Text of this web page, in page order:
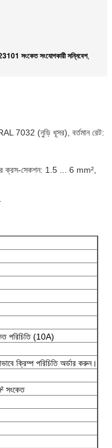
সংকেত সংযোগকারী সন্নিবেশ,
7032 (নুড়ি ধূসর), বর্তমান রেট:
ক্রস-সেকশন: 1.5 ... 6 mm²,
পরিচিতি (10A)
ক্রিম্প পরিচিতি অর্ডার করুন।
সংকেত